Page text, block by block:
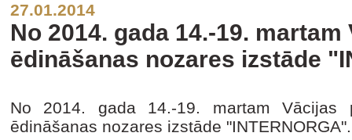
27.01.2014
No 2014. gada 14.-19.
ēdināšanas nozares izstāde
No 2014. gada 14.-19. martam Vācijas
ēdināšanas nozares izstāde "INTERNORGA".